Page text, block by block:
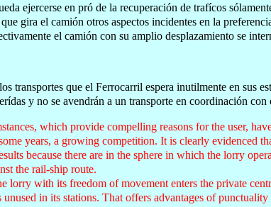
ejercerse en pró de la recuperación de trafícos
gira el camión otros aspectos incidentes en la
el camión con su amplio desplazamiento se
transportes que el Ferrocarril espera inutilmente en sus
y no se avendrán a un transporte en coordinación
which provide compelling reasons for the user,
years, a growing competition. It is clearly evidenced
because there are in the sphere in which the lorry
the rail-ship route.
lorry with its freedom of movement enters the private
in its stations. That offers advantages of